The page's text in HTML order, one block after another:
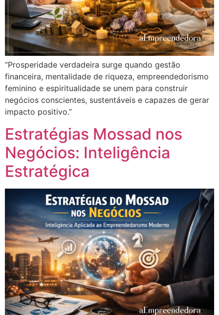
“Prosperidade verdadeira surge quando gestão
financeira, mentalidade de riqueza, empreendedorismo
feminino e espiritualidade se unem para construir
negócios conscientes, sustentáveis e capazes de gerar
impacto positivo.”
Estratégias Mossad nos
Negócios: Inteligência
Estratégica